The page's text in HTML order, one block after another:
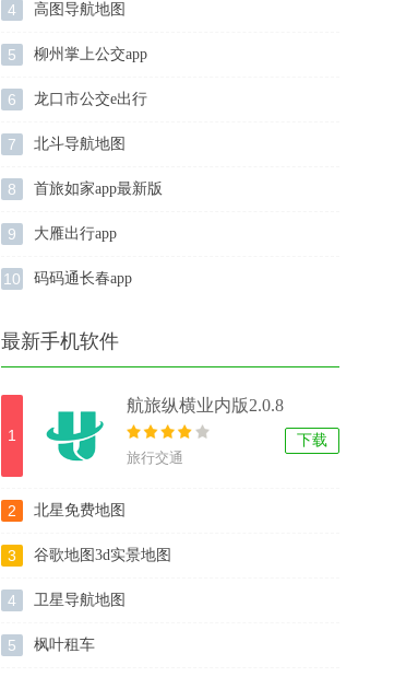
4 高图导航地图
5 柳州掌上公交app
6 龙口市公交e出行
7 北斗导航地图
8 首旅如家app最新版
9 大雁出行app
10 码码通长春app
最新手机软件
1
航旅纵横业内版2.0.8
旅行交通
下载
2 北星免费地图
3 谷歌地图3d实景地图
4 卫星导航地图
5 枫叶租车